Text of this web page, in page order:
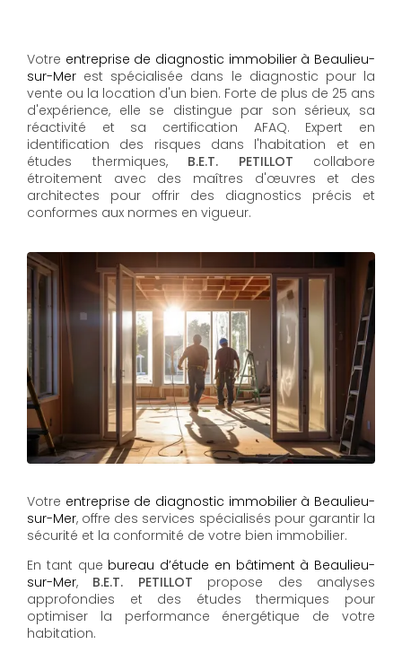
Votre entreprise de diagnostic immobilier à Beaulieu-
sur-Mer est spécialisée dans le diagnostic pour la
vente ou la location d'un bien. Forte de plus de 25 ans
d'expérience, elle se distingue par son sérieux, sa
réactivité et sa certification AFAQ. Expert en
identification des risques dans l'habitation et en
études thermiques, B.E.T. PETILLOT collabore
étroitement avec des maîtres d'œuvres et des
architectes pour offrir des diagnostics précis et
conformes aux normes en vigueur.
Votre entreprise de diagnostic immobilier à Beaulieu-
sur-Mer, offre des services spécialisés pour garantir la
sécurité et la conformité de votre bien immobilier.
En tant que bureau d’étude en bâtiment à Beaulieu-
sur-Mer, B.E.T. PETILLOT propose des analyses
approfondies et des études thermiques pour
optimiser la performance énergétique de votre
habitation.